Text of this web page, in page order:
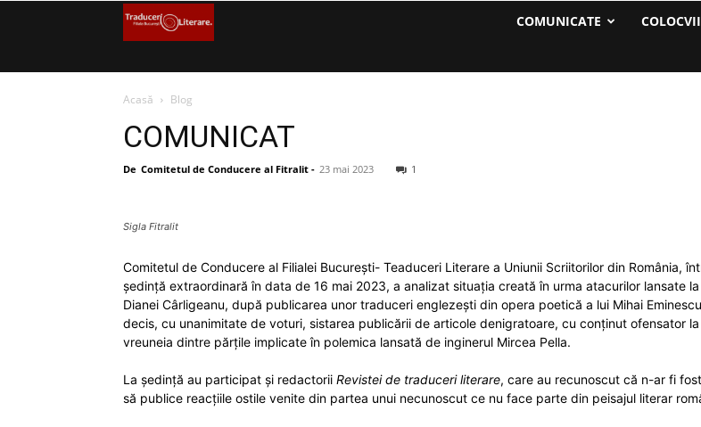
Traduceri
–
Uniunea
din
COMUNICATE COLOCVII
Acasă Blog
COMUNICAT
De Comitetul de Conducere al Fitralit - 23 mai 2023 1
Sigla Fitralit
Comitetul de Conducere al Filialei București- Teaduceri Literare a Uniunii Scriitorilor din România,
ședință extraordinară în data de 16 mai 2023, a analizat situația creată în urma atacurilor lansate
Dianei Cârligeanu, după publicarea unor traduceri englezești din opera poetică a lui Mihai
decis, cu unanimitate de voturi, sistarea publicării de articole denigratoare, cu conținut ofensator
vreuneia dintre părțile implicate în polemica lansată de inginerul Mircea Pella.
La ședință au participat și redactorii Revistei de traduceri literare, care au recunoscut că n-ar fi
să publice reacțiile ostile venite din partea unui necunoscut ce nu face parte din peisajul literar